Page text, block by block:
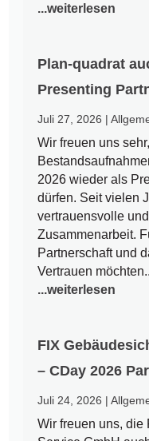
...weiterlesen
Plan-quadrat
Presenting
Juli 27, 2026 |
Wir freuen uns
2026 wieder als
dürfen. Seit vielen
vertrauensvolle
Zusammenarbeit.
Partnerschaft und
Vertrauen
...weiterlesen
FIX
– CDay 2026
Juli 24, 2026 |
Wir freuen uns, die